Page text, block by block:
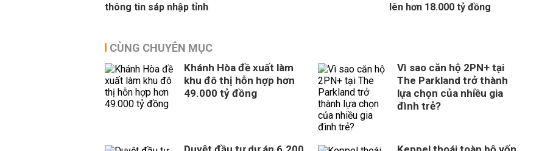
thông tin sáp nhập tỉnh
lên hơn 18.000 tỷ đồng
CÙNG CHUYÊN MỤC
Khánh Hòa đề xuất làm
khu đô thị hỗn hợp hơn
49.000 tỷ đồng
Vì sao căn hộ 2PN+ tại
The Parkland trở thành
lựa chọn của nhiều gia
đình trẻ?